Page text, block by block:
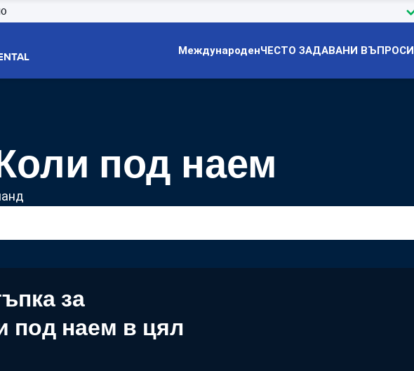
МеждународенЧЕСТО ЗАДАВАНИ ВЪПРОСИ
под наем
за
под наем в цял